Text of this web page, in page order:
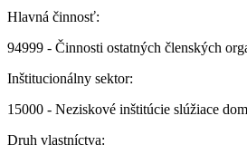
Hlavná činnosť:
94999 - Činnosti ostatných členských
Inštitucionálny sektor:
15000 - Neziskové inštitúcie slúžiace
Druh vlastníctva: